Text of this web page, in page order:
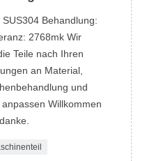
SUS304 Behandlung:
2768mk Wir
Teile nach Ihren
an Material,
und
Willkommen